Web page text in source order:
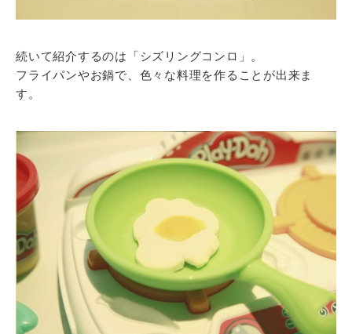
続いて紹介するのは「シズリングコンロ」。
フライパンやお鍋で、色々な料理を作ることが出来ま
す。